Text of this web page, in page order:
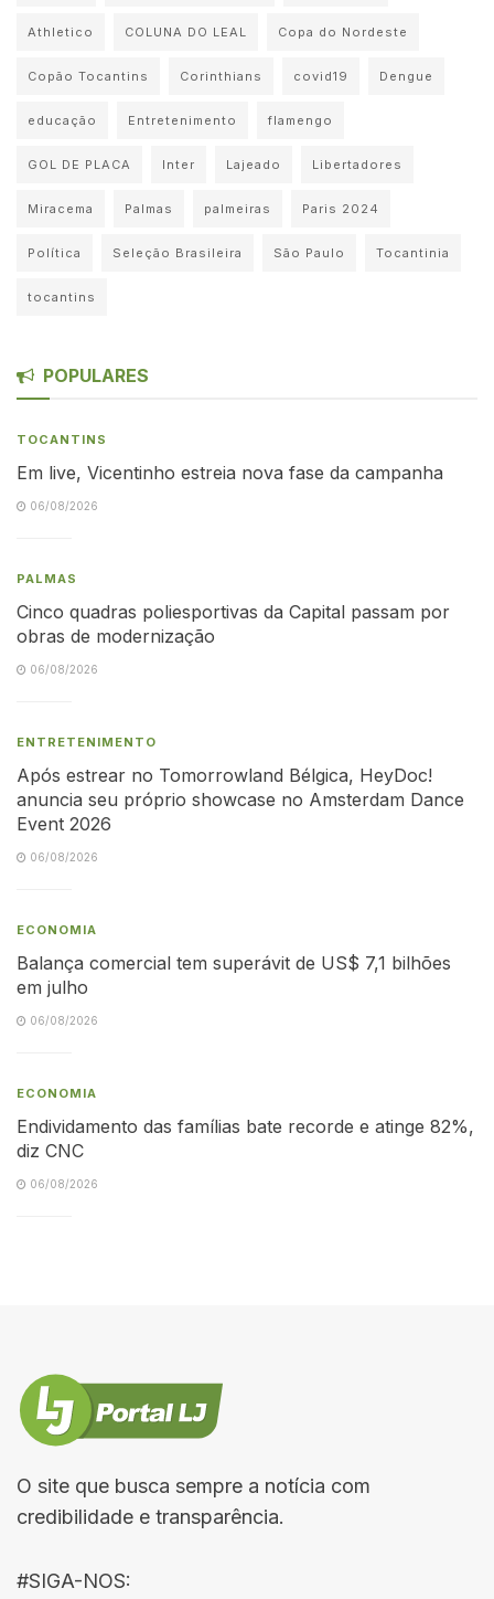
Athletico COLUNA DO LEAL Copa do Nordeste
Copão Tocantins Corinthians covid19 Dengue
educação Entretenimento flamengo
GOL DE PLACA Inter Lajeado Libertadores
Miracema Palmas palmeiras Paris 2024
Política Seleção Brasileira São Paulo Tocantinia
tocantins
POPULARES
TOCANTINS
Em live, Vicentinho estreia nova fase da campanha
06/08/2026
PALMAS
Cinco quadras poliesportivas da Capital passam por
obras de modernização
06/08/2026
ENTRETENIMENTO
Após estrear no Tomorrowland Bélgica, HeyDoc!
anuncia seu próprio showcase no Amsterdam Dance
Event 2026
06/08/2026
ECONOMIA
Balança comercial tem superávit de US$ 7,1 bilhões
em julho
06/08/2026
ECONOMIA
Endividamento das famílias bate recorde e atinge 82%,
diz CNC
06/08/2026
O site que busca sempre a notícia com
credibilidade e transparência.
#SIGA-NOS: